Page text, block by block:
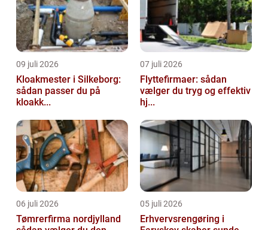
09 juli 2026
Kloakmester i Silkeborg:
sådan passer du på
kloakk...
07 juli 2026
Flyttefirmaer: sådan
vælger du tryg og effektiv
hj...
06 juli 2026
Tømrerfirma nordjylland
05 juli 2026
Erhvervsrengøring i